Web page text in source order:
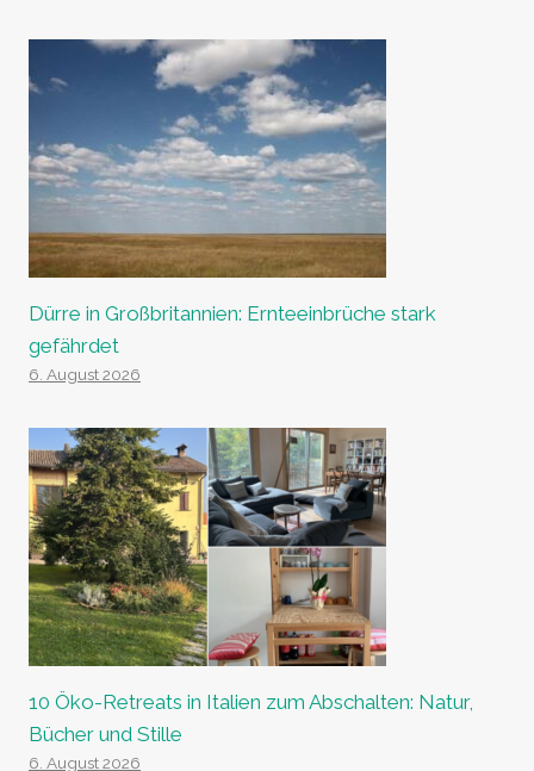
Dürre in Großbritannien: Ernteeinbrüche stark
gefährdet
6. August 2026
10 Öko-Retreats in Italien zum Abschalten: Natur,
Bücher und Stille
6. August 2026